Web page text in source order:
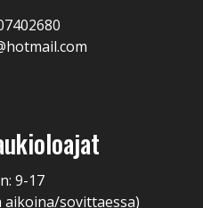
9-17
aikoina/sovittaessa)